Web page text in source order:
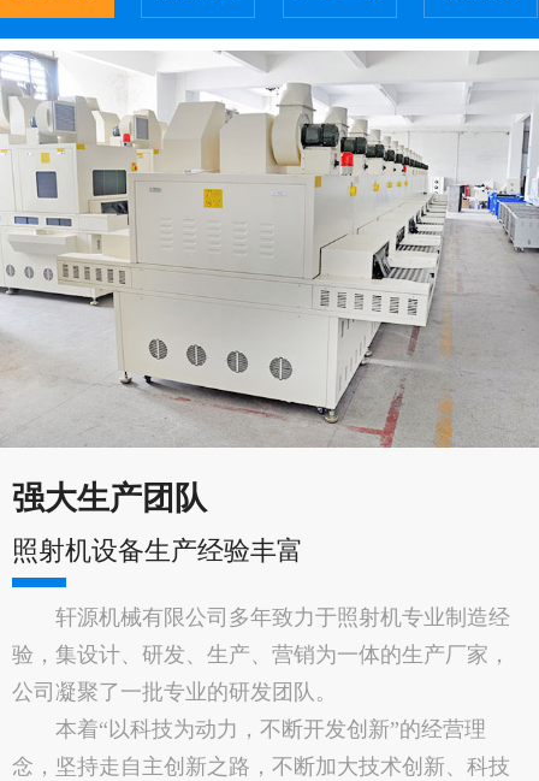
强大生产团队
照射机设备生产经验丰富
轩源机械有限公司多年致力于照射机专业制造经
验，集设计、研发、生产、营销为一体的生产厂家，
公司凝聚了一批专业的研发团队。
本着“以科技为动力，不断开发创新”的经营理
念，坚持走自主创新之路，不断加大技术创新、科技